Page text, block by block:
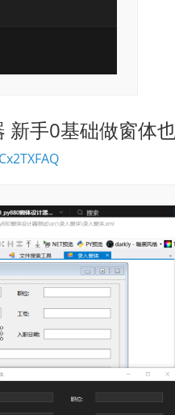
手0基础做窗体